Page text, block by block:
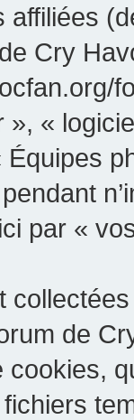
affiliées
Cry
», «
par «
de
cookies,